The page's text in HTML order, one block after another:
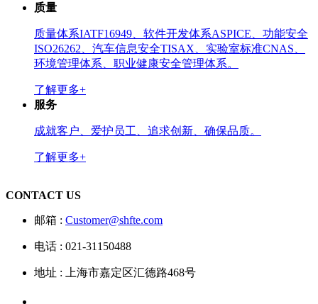
质量
质量体系IATF16949、软件开发体系ASPICE、功能安全
ISO26262、汽车信息安全TISAX、实验室标准CNAS、
环境管理体系、职业健康安全管理体系。
了解更多+
服务
成就客户、爱护员工、追求创新、确保品质。
了解更多+
CONTACT US
邮箱 : Customer@shfte.com
电话 : 021-31150488
地址 : 上海市嘉定区汇德路468号